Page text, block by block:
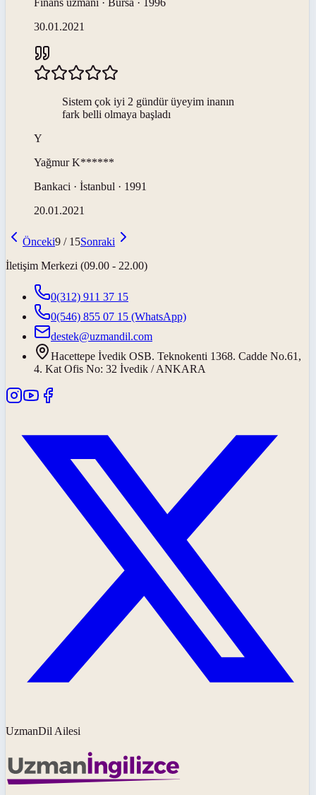
30.01.2021
Sistem çok iyi 2 gündür üyeyim inanın
fark belli olmaya başladı
Y
Yağmur K******
Bankaci · İstanbul · 1991
20.01.2021
Önceki9 / 15Sonraki
İletişim Merkezi (09.00 - 22.00)
0(312) 911 37 15
0(546) 855 07 15 (WhatsApp)
destek@uzmandil.com
Hacettepe İvedik OSB. Teknokenti 1368. Cadde No.61,
4. Kat Ofis No: 32 İvedik / ANKARA
UzmanDil Ailesi